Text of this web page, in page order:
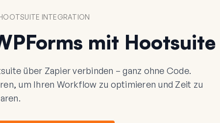
INTEGRATION
mit Hootsuite
über Zapier verbinden – ganz ohne Code.
um Ihren Workflow zu optimieren und Zeit zu